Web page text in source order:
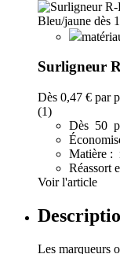
Surligneur
Dès 0,47 € par
(1)
Dès 50
Matière :
Réassort
Voir l'article
Les marqueurs